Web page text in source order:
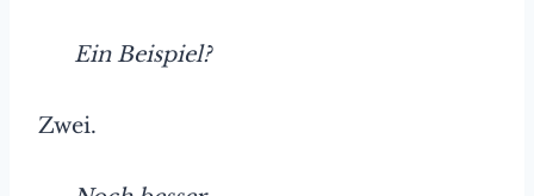
Ein Beispiel?
Zwei.